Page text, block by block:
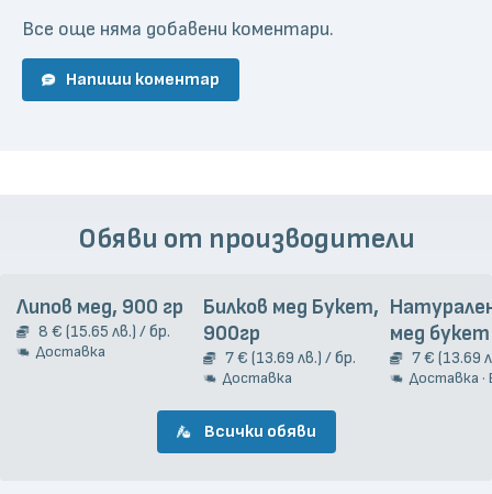
Все още няма добавени коментари.
Напиши коментар
Обяви от производители
Липов мед, 900 гр
8 € (15.65 лв.) / бр.
Доставка
Билков мед Букет,
900гр
7 € (13.69 лв.) / бр.
Доставка
мед букет
7 € (13.69
Доставка ·
Всички обяви